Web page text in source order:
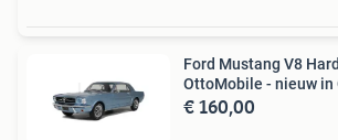
Ford Mustang V8
OttoMobile - nieuw in
€ 160,00